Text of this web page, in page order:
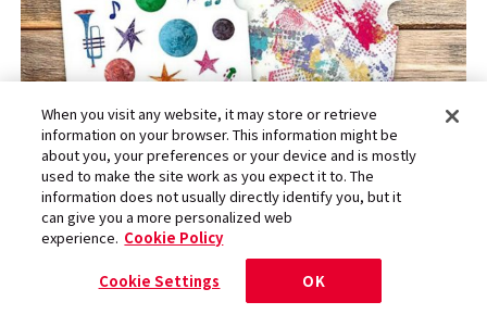
「こども音楽フェスティバル 2025」の公式ビジュアル
When you visit any website, it may store or retrieve
information on your browser. This information might be
about you, your preferences or your device and is mostly
used to make the site work as you expect it to. The
information does not usually directly identify you, but it
can give you a more personalized web
experience. Cookie Policy
Cookie Settings OK